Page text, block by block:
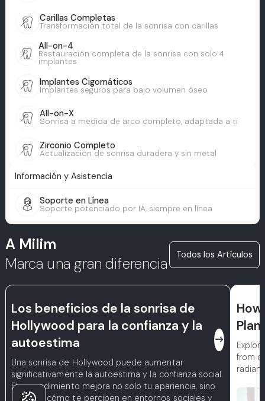
Carillas Completas
Transformación total de la sonrisa con carillas
All-on-4
Restauración completa de la sonrisa con solo 4
implantes
Implantes Cigomáticos
Implantes seguros para bajo volumen óseo
All-on-X
Sonrisa a medida de arco completo, adaptada a ti
Zirconio Completo
Actualización de sonrisa duradera y sin metal
Información y Asistencia
Soporte en Línea
Soporte potenciado por IA, siempre en línea
A Milim
Marca una gran diferencia
Todos los Artículos
Los beneficios de la sonrisa de
Hollywood para la confianza y la
autoestima
east
Una sonrisa de Hollywood puede aumentar
significativamente la autoestima y la confianza social.
El procedimiento mejora no solo tu apariencia, sino
también cómo te perciben en entornos sociales y
from